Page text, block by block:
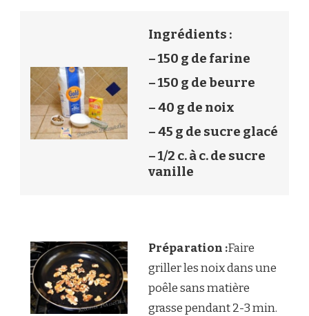
Ingrédients :
– 150 g de farine
– 150 g de beurre
– 40 g de noix
– 45 g de sucre glacé
– 1/2 c. à c. de sucre
vanille
Préparation :Faire
griller les noix dans une
poêle sans matière
grasse pendant 2-3 min.